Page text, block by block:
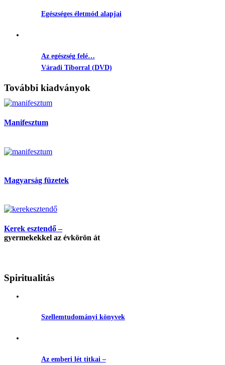
Egészséges életmód alapjai
Az egészség felé…
Váradi Tiborral (DVD)
További kiadványok
Manifesztum
Magyarság füzetek
Kerek esztendő –
gyermekekkel az évkörön át
Spiritualitás
Szellemtudományi könyvek
Az emberi lét titkai –